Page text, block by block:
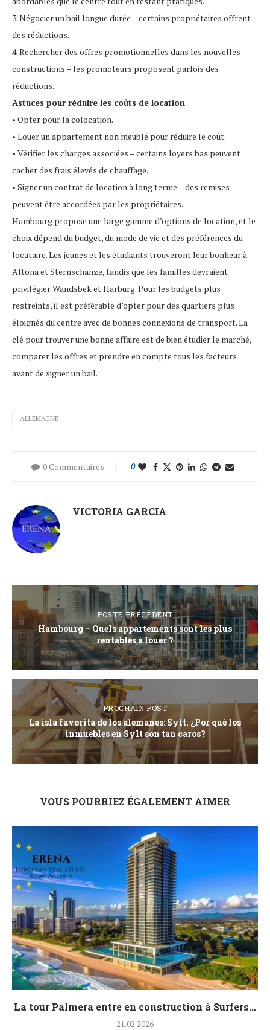
3. Négocier un bail longue durée – certains propriétaires offrent
des réductions.
4. Rechercher des offres promotionnelles dans les nouvelles
constructions – les promoteurs proposent parfois des
réductions.
Astuces pour réduire les coûts de location
• Opter pour la colocation.
• Louer un appartement non meublé pour réduire le coût.
• Vérifier les charges associées – certains loyers bas peuvent
cacher des frais élevés de chauffage.
• Signer un contrat de location à long terme – des remises
peuvent être accordées par les propriétaires.
Hambourg propose une large gamme d’options de location, et le
choix dépend du budget, du mode de vie et des préférences du
locataire. Les jeunes et les étudiants trouveront leur bonheur à
Altona et Sternschanze, tandis que les familles devraient
privilégier Wandsbek et Harburg. Pour les budgets plus
restreints, il est préférable d’opter pour des quartiers plus
éloignés du centre avec de bonnes connexions de transport. La
clé pour trouver une bonne affaire est de bien étudier le marché,
comparer les offres et prendre en compte tous les facteurs
avant de signer un bail.
ALLEMAGNE
0 Commentaires 0
VICTORIA GARCIA
POSTE PRÉCÉDENT
Hambourg – Quels appartements sont les plus
rentables à louer ?
PROCHAIN POST
La isla favorita de los alemanes: Sylt. ¿Por qué los
inmuebles en Sylt son tan caros?
VOUS POURRIEZ ÉGALEMENT AIMER
La tour Palmera entre en construction à Surfers...
21.02.2026